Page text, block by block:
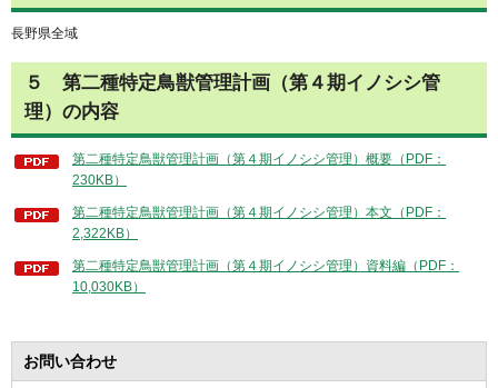
長野県全域
５ 第二種特定鳥獣管理計画（第４期イノシシ管
理）の内容
第二種特定鳥獣管理計画（第４期イノシシ管理）概要（PDF：
230KB）
第二種特定鳥獣管理計画（第４期イノシシ管理）本文（PDF：
2,322KB）
第二種特定鳥獣管理計画（第４期イノシシ管理）資料編（PDF：
10,030KB）
お問い合わせ